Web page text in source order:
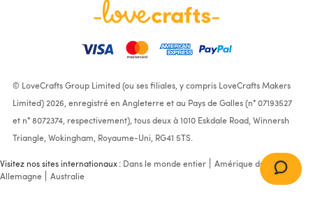
© LoveCrafts Group Limited (ou ses filiales, y compris LoveCrafts Makers
Limited) 2026, enregistré en Angleterre et au Pays de Galles (n° 07193527
et n° 8072374, respectivement), tous deux à 1010 Eskdale Road, Winnersh
Triangle, Wokingham, Royaume-Uni, RG41 5TS.
Visitez nos sites internationaux : Dans le monde entier
Amérique du Nord
Allemagne
Australie